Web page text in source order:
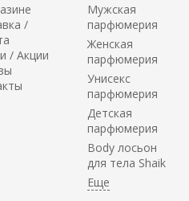
/
/ Акции
Мужская
парфюмерия
Женская
парфюмерия
Унисекс
парфюмерия
Детская
парфюмерия
Body лосьон
для тела Shaik